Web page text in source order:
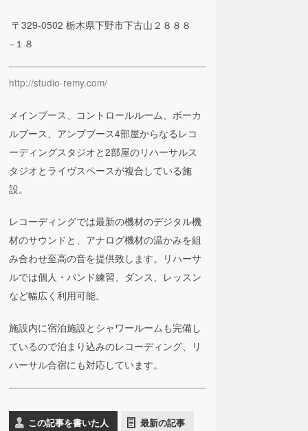
〒329-0502 栃木県下野市下古山２８８８
−１８
http://studio-remy.com/
メインブース、コントロールルーム、ボーカ
ルブース、アンプブース4部屋からなるレコ
ーディングスタジオと2部屋のリハーサルス
タジオとライヴスペースが複合している施
設。
レコーディングでは最新の機材のデジタル機
材のサウンドと、アナログ機材の温かみを組
み合わせ至高の音を提供致します。リハーサ
ルでは個人・バンド練習、ダンス、レッスン
など幅広く利用可能。
施設内に宿泊施設とシャワールームも完備し
ているので泊まり込みのレコーディング、リ
ハーサル合宿にも対応しています。
この記事を書いた人 最新の記事